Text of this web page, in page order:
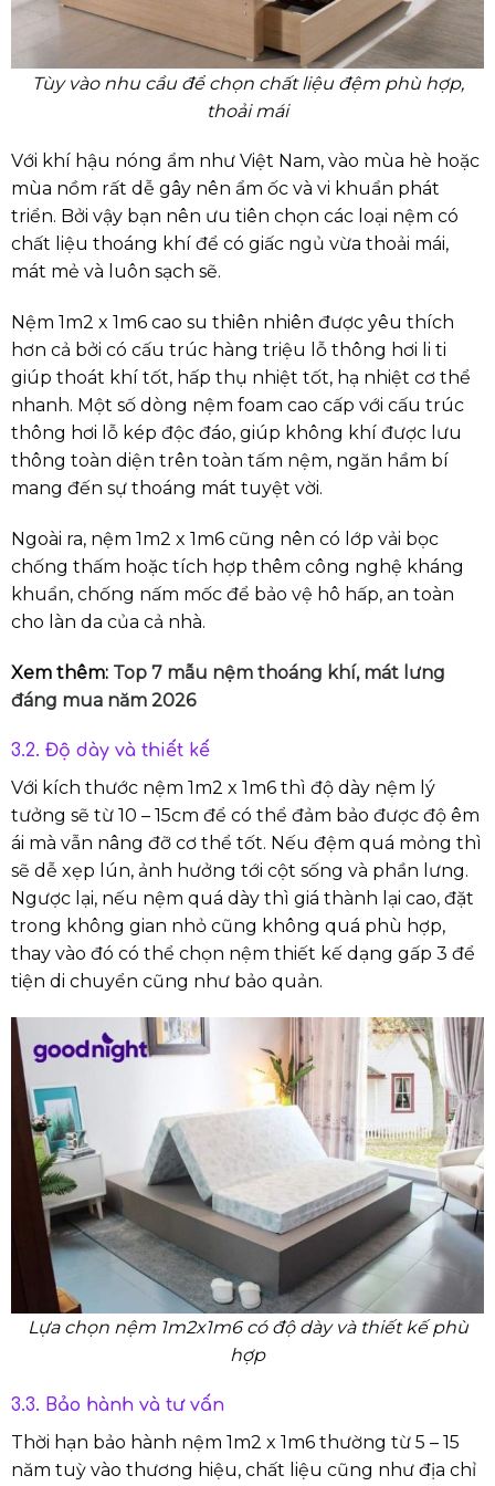
Tùy vào nhu cầu để chọn chất liệu đệm phù hợp,
thoải mái
Với khí hậu nóng ẩm như Việt Nam, vào mùa hè hoặc
mùa nồm rất dễ gây nên ẩm ốc và vi khuẩn phát
triển. Bởi vậy bạn nên ưu tiên chọn các loại nệm có
chất liệu thoáng khí để có giấc ngủ vừa thoải mái,
mát mẻ và luôn sạch sẽ.
Nệm 1m2 x 1m6 cao su thiên nhiên được yêu thích
hơn cả bởi có cấu trúc hàng triệu lỗ thông hơi li ti
giúp thoát khí tốt, hấp thụ nhiệt tốt, hạ nhiệt cơ thể
nhanh. Một số dòng nệm foam cao cấp với cấu trúc
thông hơi lỗ kép độc đáo, giúp không khí được lưu
thông toàn diện trên toàn tấm nệm, ngăn hầm bí
mang đến sự thoáng mát tuyệt vời.
Ngoài ra, nệm 1m2 x 1m6 cũng nên có lớp vải bọc
chống thấm hoặc tích hợp thêm công nghệ kháng
khuẩn, chống nấm mốc để bảo vệ hô hấp, an toàn
cho làn da của cả nhà.
Xem thêm: Top 7 mẫu nệm thoáng khí, mát lưng
đáng mua năm 2026
3.2. Độ dày và thiết kế
Với kích thước nệm 1m2 x 1m6 thì độ dày nệm lý
tưởng sẽ từ 10 – 15cm để có thể đảm bảo được độ êm
ái mà vẫn nâng đỡ cơ thể tốt. Nếu đệm quá mỏng thì
sẽ dễ xẹp lún, ảnh hưởng tới cột sống và phần lưng.
Ngược lại, nếu nệm quá dày thì giá thành lại cao, đặt
trong không gian nhỏ cũng không quá phù hợp,
thay vào đó có thể chọn nệm thiết kế dạng gấp 3 để
tiện di chuyển cũng như bảo quản.
Lựa chọn nệm 1m2x1m6 có độ dày và thiết kế phù
hợp
3.3. Bảo hành và tư vấn
Thời hạn bảo hành nệm 1m2 x 1m6 thường từ 5 – 15
năm tuỳ vào thương hiệu, chất liệu cũng như địa chỉ